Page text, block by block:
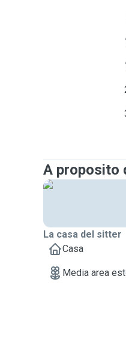
A proposito
La casa del sitter
Casa
Media area